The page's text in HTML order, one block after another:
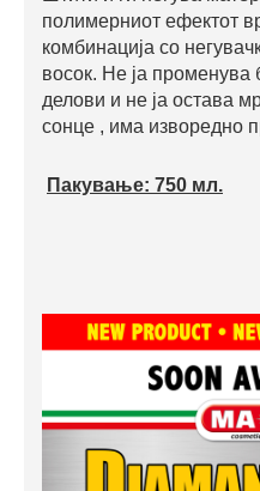
полимерниот ефектот
комбинација со
восок. Не ја променува
делови и не ја остава
сонце , има изворедно
Пакување: 750 мл.